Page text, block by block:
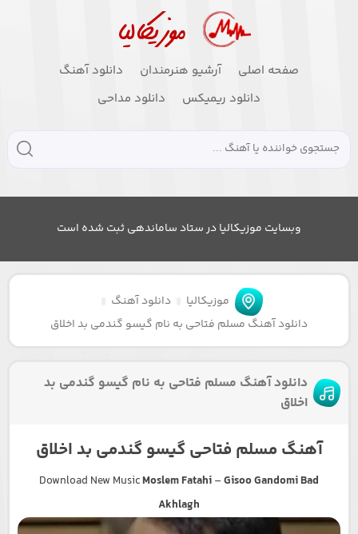
صفحه اصلی آرشیو هنرمندان
دانلود آهنگ
دانلود ریمیکس
دانلود مداحی
وبسایت موزیکالیا در ستاد ساماندهی ثبت شده است
موزیکالیا
دانلود آهنگ
دانلود آهنگ مسلم فتاحی به نام گیسو گندمی بد اخلاق
دانلود آهنگ مسلم فتاحی به نام گیسو گندمی بد
اخلاق
آهنگ مسلم فتاحی گیسو گندمی بد اخلاق
Download New MusicMoslem Fatahi–Gisoo Gandomi Bad
Akhlagh